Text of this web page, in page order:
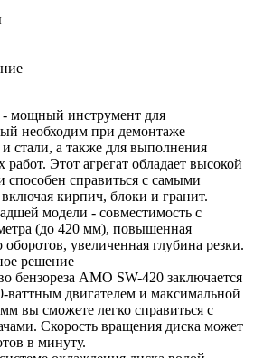
- мощный инструмент для
необходим при демонтаже
стали, а также для выполнения
Этот агрегат обладает высокой
способен справиться с самыми
кирпич, блоки и гранит.
модели - совместимость с
(до 420 мм), повышенная
увеличенная глубина резки.
решение
бензореза AMO SW-420 заключается
двигателем и максимальной
вы сможете легко справиться с
Скорость вращения диска может
в минуту.